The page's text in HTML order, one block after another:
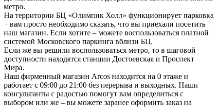
метро.
На территории БЦ «Олимпик Холл» функционирует парковка
– вам просто необходимо сказать, что вы приехали посетить
наш магазин. Если хотите – можете воспользоваться платной
системой Московского паркинга вблизи БЦ.
Если же вы решили воспользоваться метро, то в шаговой
доступности находятся станции Достоевская и Проспект
Мира.
Наш фирменный магазин Arcos находится на 0 этаже и
работает с 09:00 до 21:00 без перерыва и выходных. Наши
консультанты с радостью помогут вам определиться с
выбором или же – вы можете заранее оформить заказ на